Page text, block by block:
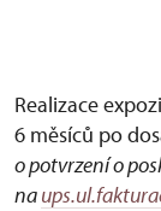
Realizace
6 měsíců po
o potvrzení o
na